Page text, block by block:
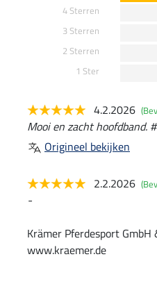
4 Sterren
3 Sterren
2 Sterren
1 Ster
4.2.2026
Mooi en zacht hoofdband. #
Origineel bekijken
2.2.2026
-
Krämer Pferdesport
www.kraemer.de